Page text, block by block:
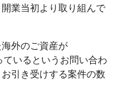
業当初より取り組んで
外のご資産が
いるというお問い合わ
引き受けする案件の数